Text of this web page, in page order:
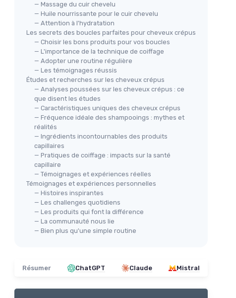
— Massage du cuir chevelu
— Huile nourrissante pour le cuir chevelu
— Attention à l'hydratation
Les secrets des boucles parfaites pour cheveux crépus
— Choisir les bons produits pour vos boucles
— L'importance de la technique de coiffage
— Adopter une routine régulière
— Les témoignages réussis
Études et recherches sur les cheveux crépus
— Analyses poussées sur les cheveux crépus : ce
que disent les études
— Caractéristiques uniques des cheveux crépus
— Fréquence idéale des shampooings : mythes et
réalités
— Ingrédients incontournables des produits
capillaires
— Pratiques de coiffage : impacts sur la santé
capillaire
— Témoignages et expériences réelles
Témoignages et expériences personnelles
— Histoires inspirantes
— Les challenges quotidiens
— Les produits qui font la différence
— La communauté nous lie
— Bien plus qu'une simple routine
Résumer ChatGPT Claude Mistral